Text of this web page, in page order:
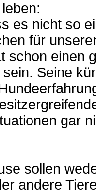
es nicht so
für
schon einen
Seine
gar
sollen
andere